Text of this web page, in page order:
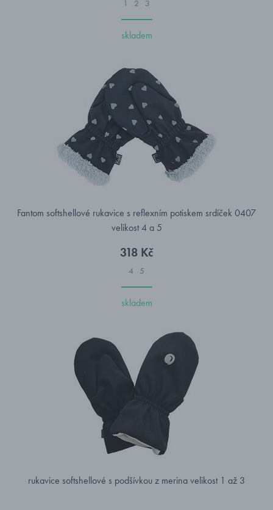
1 2 3
skladem
Fantom softshellové rukavice s reflexním potiskem srdíček 0407
velikost 4 a 5
318 Kč
4 5
skladem
rukavice softshellové s podšívkou z merina velikost 1 až 3